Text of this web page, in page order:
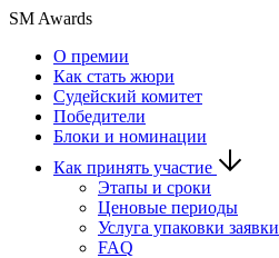
SM Awards
О премии
Как стать жюри
Судейский комитет
Победители
Блоки и номинации
Как принять участие
Этапы и сроки
Ценовые периоды
Услуга упаковки заявки
FAQ